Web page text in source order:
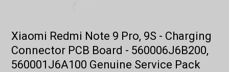
Xiaomi Redmi Note 9 Pro, 9S - Charging
Connector PCB Board - 560006J6B200,
560001J6A100 Genuine Service Pack